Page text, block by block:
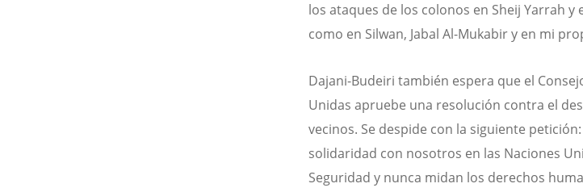
los ataques de los colonos en Sheij Yarrah y
como en Silwan, Jabal Al-Mukabir y en mi
Dajani-Budeiri también espera que el
Unidas apruebe una resolución contra el
vecinos. Se despide con la siguiente
solidaridad con nosotros en las Naciones
Seguridad y nunca midan los derechos